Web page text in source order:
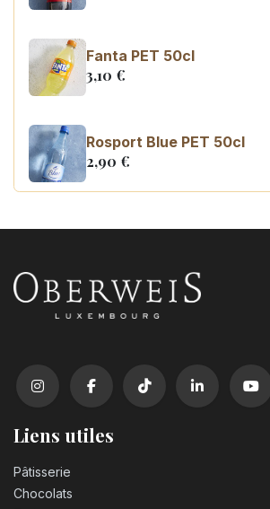
Fanta PET 50cl
3,10 €
Rosport Blue PET 50cl
2,90 €
Liens utiles
Pâtisserie
Chocolats